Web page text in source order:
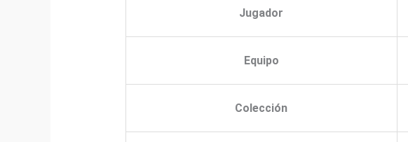
Jugador
Equipo
Colección